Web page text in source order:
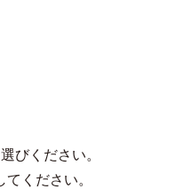
びください。
ください。